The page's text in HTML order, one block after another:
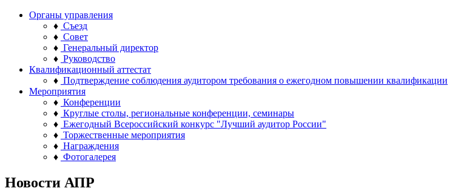
Органы управления
♦ Съезд
♦ Совет
♦ Генеральный директор
♦ Руководство
Квалификационный аттестат
♦ Подтверждение соблюдения аудитором требования о ежегодном повышении квалификации
Мероприятия
♦ Конференции
♦ Круглые столы, региональные конференции, семинары
♦ Ежегодный Всероссийский конкурс "Лучший аудитор России"
♦ Торжественные мероприятия
♦ Награждения
♦ Фотогалерея
Новости АПР